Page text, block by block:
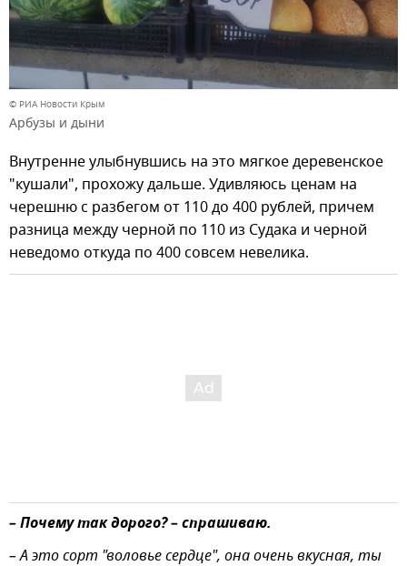
© РИА Новости Крым
Арбузы и дыни
Внутренне улыбнувшись на это мягкое деревенское
"кушали", прохожу дальше. Удивляюсь ценам на
черешню с разбегом от 110 до 400 рублей, причем
разница между черной по 110 из Судака и черной
неведомо откуда по 400 совсем невелика.
– Почему так дорого? – спрашиваю.
– А это сорт "воловье сердце", она очень вкусная, ты